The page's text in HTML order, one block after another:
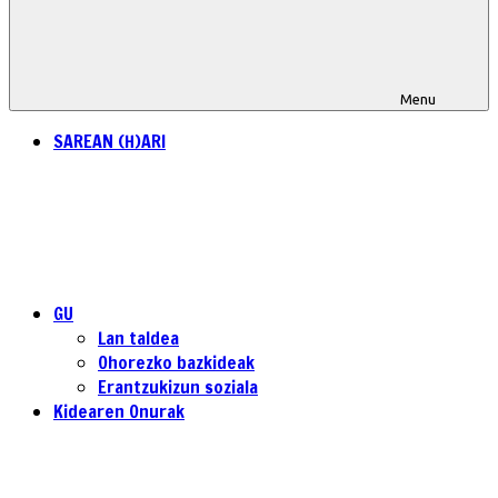
Menu
SAREAN (H)ARI
GU
Lan taldea
Ohorezko bazkideak
Erantzukizun soziala
Kidearen Onurak